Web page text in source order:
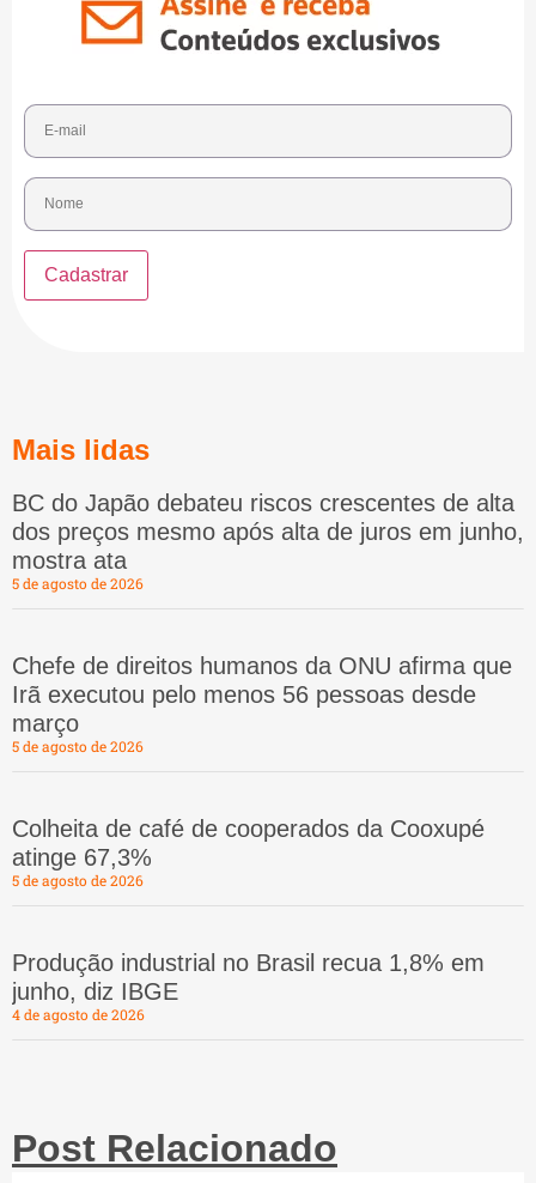
Mais lidas
BC do Japão debateu riscos crescentes de alta
dos preços mesmo após alta de juros em junho,
mostra ata
5 de agosto de 2026
Chefe de direitos humanos da ONU afirma que
Irã executou pelo menos 56 pessoas desde
março
5 de agosto de 2026
Colheita de café de cooperados da Cooxupé
atinge 67,3%
5 de agosto de 2026
Produção industrial no Brasil recua 1,8% em
junho, diz IBGE
4 de agosto de 2026
Post Relacionado